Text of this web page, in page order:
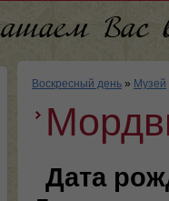
Воскресный день » Музей
Дата